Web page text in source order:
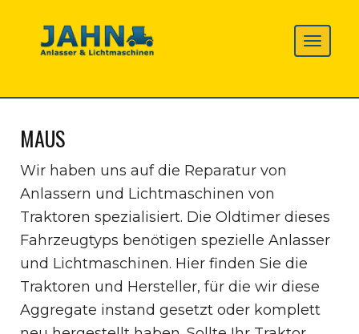
MAUS
Wir haben uns auf die Reparatur von
Anlassern und Lichtmaschinen von
Traktoren spezialisiert. Die Oldtimer dieses
Fahrzeugtyps benötigen spezielle Anlasser
und Lichtmaschinen. Hier finden Sie die
Traktoren und Hersteller, für die wir diese
Aggregate instand gesetzt oder komplett